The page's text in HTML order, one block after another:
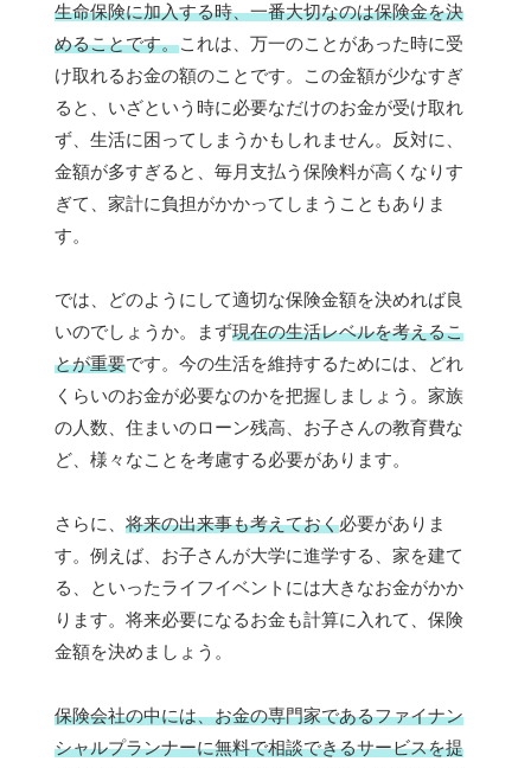
生命保険に加入する時、一番大切なのは保険金を決
めることです。これは、万一のことがあった時に受
け取れるお金の額のことです。この金額が少なすぎ
ると、いざという時に必要なだけのお金が受け取れ
ず、生活に困ってしまうかもしれません。反対に、
金額が多すぎると、毎月支払う保険料が高くなりす
ぎて、家計に負担がかかってしまうこともありま
す。
では、どのようにして適切な保険金額を決めれば良
いのでしょうか。まず現在の生活レベルを考えるこ
とが重要です。今の生活を維持するためには、どれ
くらいのお金が必要なのかを把握しましょう。家族
の人数、住まいのローン残高、お子さんの教育費な
ど、様々なことを考慮する必要があります。
さらに、 将来の出来事も考えておく必要がありま
す。例えば、お子さんが大学に進学する、家を建て
る、といったライフイベントには大きなお金がかか
ります。将来必要になるお金も計算に入れて、保険
金額を決めましょう。
保険会社の中には、お金の専門家であるファイナン
シャルプランナーに無料で相談できるサービスを提